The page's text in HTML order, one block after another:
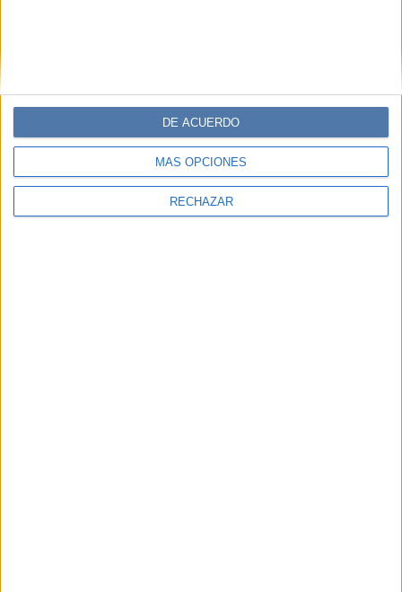
MÁS OPCIONES
RECHAZAR
DE ACUERDO